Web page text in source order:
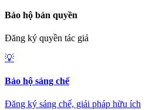
Bảo hộ bản quyền
Đăng ký quyền tác giả
💡
Bảo hộ sáng chế
Đăng ký sáng chế, giải pháp hữu ích